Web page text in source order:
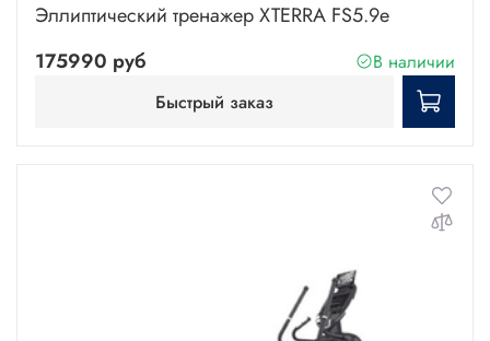
Эллиптический тренажер XTERRA FS5.9е
175990 руб
В наличии
Быстрый заказ